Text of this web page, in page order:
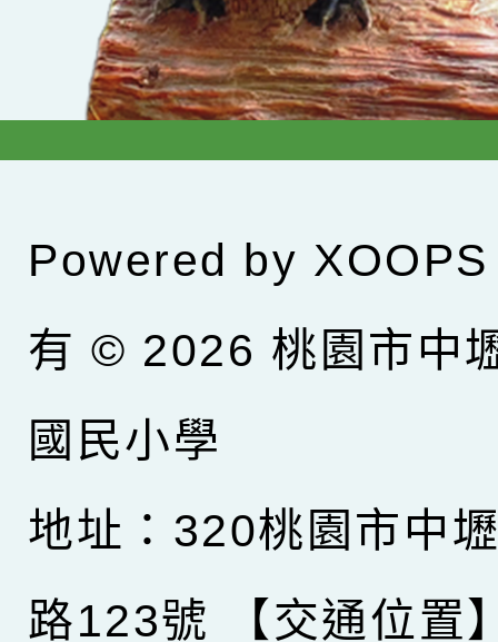
第一期新建校舍工程
瀏覽數：1582 發佈者：總